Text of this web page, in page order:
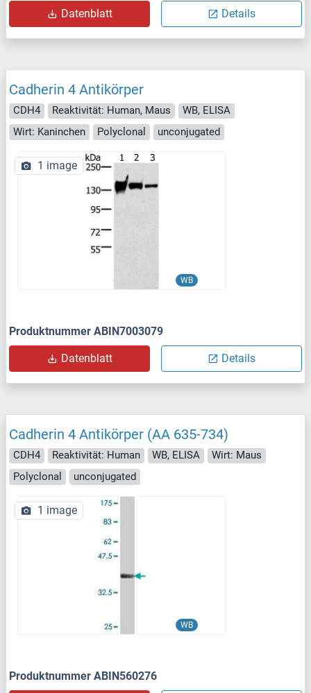
Datenblatt Details
Cadherin 4 Antikörper
CDH4 Reaktivität: Human, Maus
WB, ELISA
Wirt: Kaninchen
Polyclonal unconjugated
WB
1 image
Produktnummer ABIN7003079
Datenblatt Details
Cadherin 4 Antikörper (AA 635-734)
CDH4 Reaktivität: Human WB, ELISA
Wirt: Maus
Polyclonal
unconjugated
WB
1 image
Produktnummer ABIN560276